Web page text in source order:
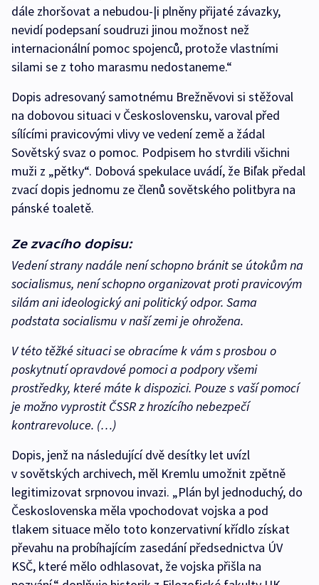
dále zhoršovat a nebudou-|i plněny přijaté závazky,
nevidí podepsaní soudruzi jinou možnost než
internacionální pomoc spojenců, protože vlastními
silami se z toho marasmu nedostaneme.“
Dopis adresovaný samotnému Brežněvovi si stěžoval
na dobovou situaci v Československu, varoval před
sílícími pravicovými vlivy ve vedení země a žádal
Sovětský svaz o pomoc. Podpisem ho stvrdili všichni
muži z „pětky“. Dobová spekulace uvádí, že Biľak předal
zvací dopis jednomu ze členů sovětského politbyra na
pánské toaletě.
Ze zvacího dopisu:
Vedení strany nadále není schopno bránit se útokům na
socialismus, není schopno organizovat proti pravicovým
silám ani ideologický ani politický odpor. Sama
podstata socialismu v naší zemi je ohrožena.
V této těžké situaci se obracíme k vám s prosbou o
poskytnutí opravdové pomoci a podpory všemi
prostředky, které máte k dispozici. Pouze s vaší pomocí
je možno vyprostit ČSSR z hrozícího nebezpečí
kontrarevoluce. (…)
Dopis, jenž na následující dvě desítky let uvízl
v sovětských archivech, měl Kremlu umožnit zpětně
legitimizovat srpnovou invazi. „Plán byl jednoduchý, do
Československa měla vpochodovat vojska a pod
tlakem situace mělo toto konzervativní křídlo získat
převahu na probíhajícím zasedání předsednictva ÚV
KSČ, které mělo odhlasovat, že vojska přišla na